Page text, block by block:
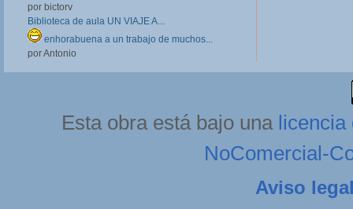
por bictorv
Biblioteca de aula UN VIAJE A...
enhorabuena a un trabajo de muchos...
por Antonio
Esta obra está bajo una licencia
NoComercial-
Aviso